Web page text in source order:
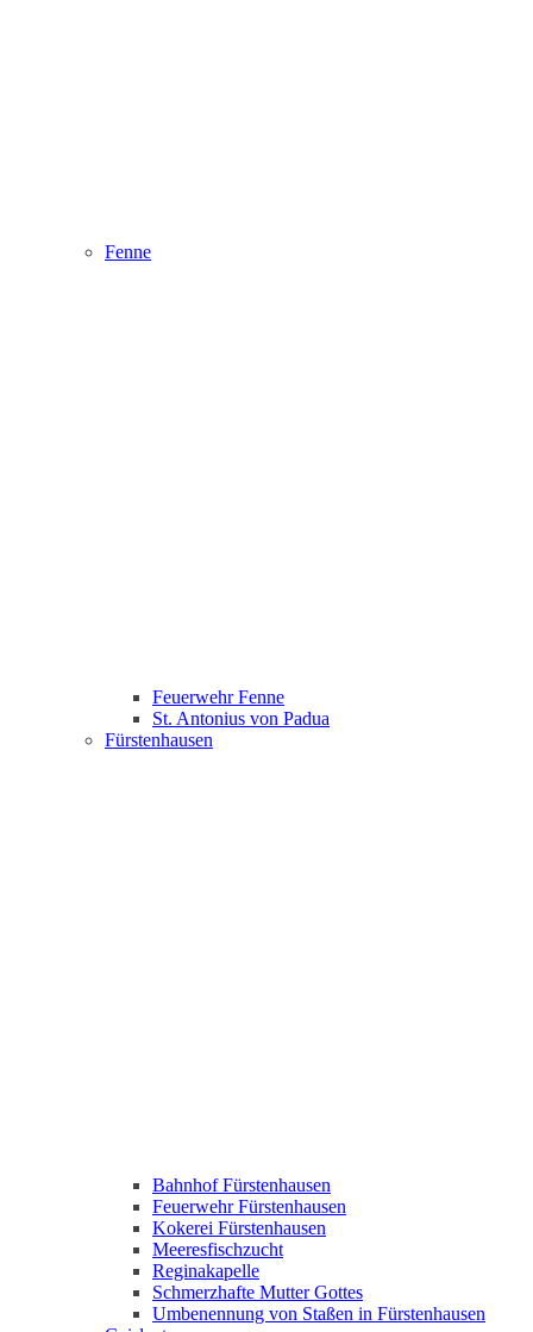
Fenne
Feuerwehr Fenne
St. Antonius von Padua
Fürstenhausen
Bahnhof Fürstenhausen
Feuerwehr Fürstenhausen
Kokerei Fürstenhausen
Meeresfischzucht
Reginakapelle
Schmerzhafte Mutter Gottes
Umbenennung von Staßen in Fürstenhausen